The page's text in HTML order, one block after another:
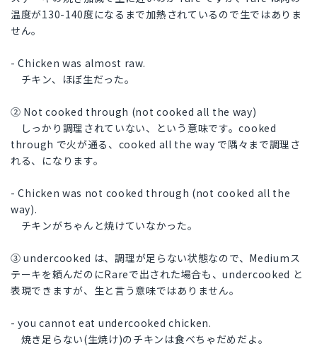
温度が130-140度になるまで加熱されているので生ではありま
せん。
- Chicken was almost raw.
チキン、ほぼ生だった。
② Not cooked through (not cooked all the way)
しっかり調理されていない、という意味です。cooked
through で火が通る、cooked all the way で隅々まで調理さ
れる、になります。
- Chicken was not cooked through (not cooked all the
way).
チキンがちゃんと焼けていなかった。
③ undercooked は、調理が足らない状態なので、Mediumス
テーキを頼んだのにRareで出された場合も、undercooked と
表現できますが、生と言う意味ではありません。
- you cannot eat undercooked chicken.
焼き足らない(生焼け)のチキンは食べちゃだめだよ。